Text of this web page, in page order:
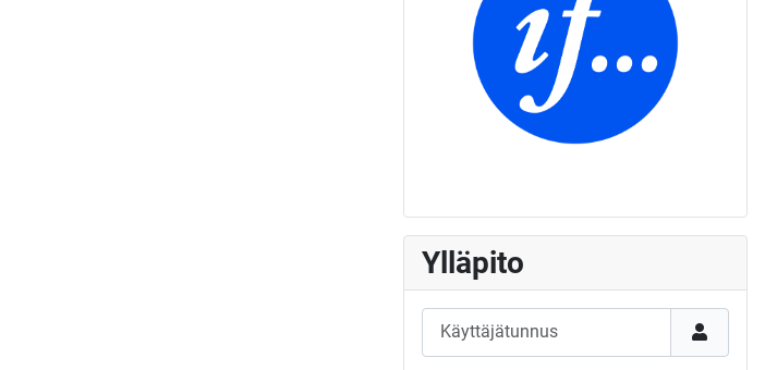
Ylläpito
Käyttäjätunnus